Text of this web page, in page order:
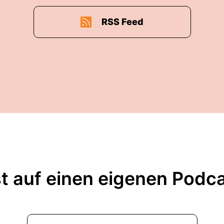
RSS Feed
auf einen eigenen